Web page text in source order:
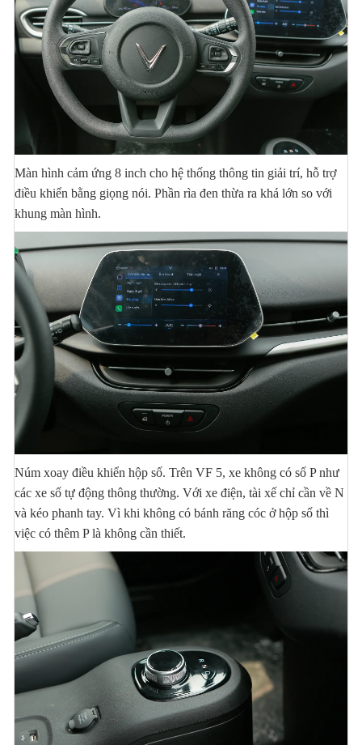
Màn hình cảm ứng 8 inch cho hệ thống thông tin giải trí, hỗ trợ
điều khiển bằng giọng nói. Phần rìa đen thừa ra khá lớn so với
khung màn hình.
Núm xoay điều khiển hộp số. Trên VF 5, xe không có số P như
các xe số tự động thông thường. Với xe điện, tài xế chỉ cần về N
và kéo phanh tay. Vì khi không có bánh răng cóc ở hộp số thì
việc có thêm P là không cần thiết.